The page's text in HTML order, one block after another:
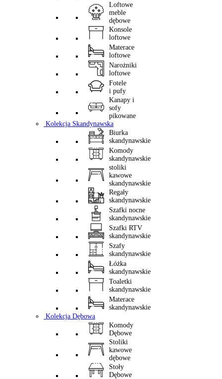
Loftowe
meble
dębowe
Konsole
loftowe
Materace
loftowe
Narożniki
loftowe
Fotele
i pufy
Kanapy i
sofy
pikowane
Kolekcja Skandynawska
Biurka
skandynawskie
Komody
skandynawskie
stoliki
kawowe
skandynawskie
Regały
skandynawskie
Szafki nocne
skandynawskie
Szafki RTV
skandynawskie
Szafy
skandynawskie
Łóżka
skandynawskie
Toaletki
skandynawskie
Materace
skandynawskie
Kolekcja Dębowa
Komody
Dębowe
Stoliki
kawowe
dębowe
Stoły
Dębowe